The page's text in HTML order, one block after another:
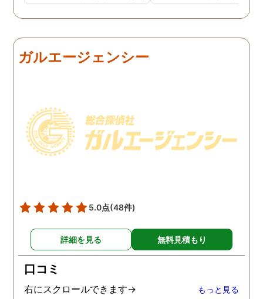
私の証言だけでは効力が弱
いようです。弁護士のアド
の証拠を集めてもらうこと
にしました。夫は私への関
とはしょっちゅうです。次
の休みも休日出勤と称して
家を空けているので、この
日に証拠集めをお願いしま
と会い、そのまま夜まで過
間もラブホテルの利用もし
たようで、たった一日で不
倫の証拠を揃えることがで
きました。
証拠を手に入れることが
っ取り早く、探偵に調査
行動パターンを伝え、予
必要な不倫の証拠も手に
れることができました。
ガルエージェンシー
5.0点(48件)
詳細を見る 無料見積もり
口コミ
右にスクロールできます→ もっと見る